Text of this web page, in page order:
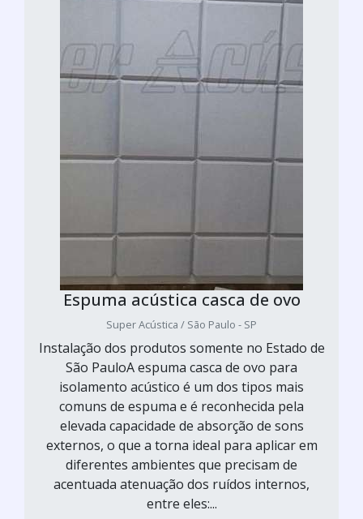
Espuma acústica casca de ovo
Super Acústica / São Paulo - SP
Instalação dos produtos somente no Estado de
São PauloA espuma casca de ovo para
isolamento acústico é um dos tipos mais
comuns de espuma e é reconhecida pela
elevada capacidade de absorção de sons
externos, o que a torna ideal para aplicar em
diferentes ambientes que precisam de
acentuada atenuação dos ruídos internos,
entre eles:...